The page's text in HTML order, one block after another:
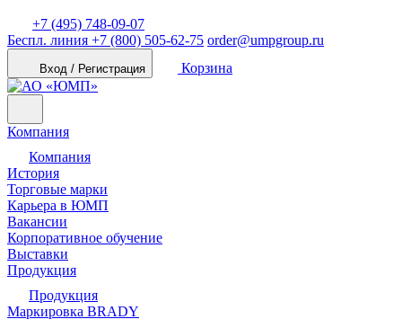
+7 (495) 748-09-07
Беспл. линия +7 (800) 505-62-75 order@umpgroup.ru
Вход / Регистрация Корзина
Компания
Компания
История
Торговые марки
Карьера в ЮМП
Вакансии
Корпоративное обучение
Выставки
Продукция
Продукция
Маркировка BRADY